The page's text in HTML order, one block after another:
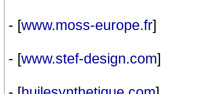
- [www.moss-europe.fr]
- [www.stef-design.com]